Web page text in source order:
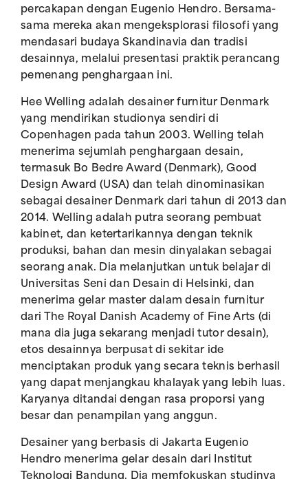
percakapan dengan Eugenio Hendro. Bersama-
sama mereka akan mengeksplorasi filosofi yang
mendasari budaya Skandinavia dan tradisi
desainnya, melalui presentasi praktik perancang
pemenang penghargaan ini.
Hee Welling adalah desainer furnitur Denmark
yang mendirikan studionya sendiri di
Copenhagen pada tahun 2003. Welling telah
menerima sejumlah penghargaan desain,
termasuk Bo Bedre Award (Denmark), Good
Design Award (USA) dan telah dinominasikan
sebagai desainer Denmark dari tahun di 2013 dan
2014. Welling adalah putra seorang pembuat
kabinet, dan ketertarikannya dengan teknik
produksi, bahan dan mesin dinyalakan sebagai
seorang anak. Dia melanjutkan untuk belajar di
Universitas Seni dan Desain di Helsinki, dan
menerima gelar master dalam desain furnitur
dari The Royal Danish Academy of Fine Arts (di
mana dia juga sekarang menjadi tutor desain),
etos desainnya berpusat di sekitar ide
menciptakan produk yang secara teknis berhasil
yang dapat menjangkau khalayak yang lebih luas.
Karyanya ditandai dengan rasa proporsi yang
besar dan penampilan yang anggun.
Desainer yang berbasis di Jakarta Eugenio
Hendro menerima gelar desain dari Institut
Teknologi Bandung. Dia memfokuskan studinya